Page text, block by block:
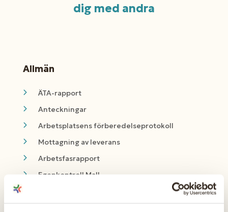
dig med andra
Allmän
ÄTA-rapport
Anteckningar
Arbetsplatsens förberedelseprotokoll
Mottagning av leverans
Arbetsfasrapport
Egenkontroll Mall